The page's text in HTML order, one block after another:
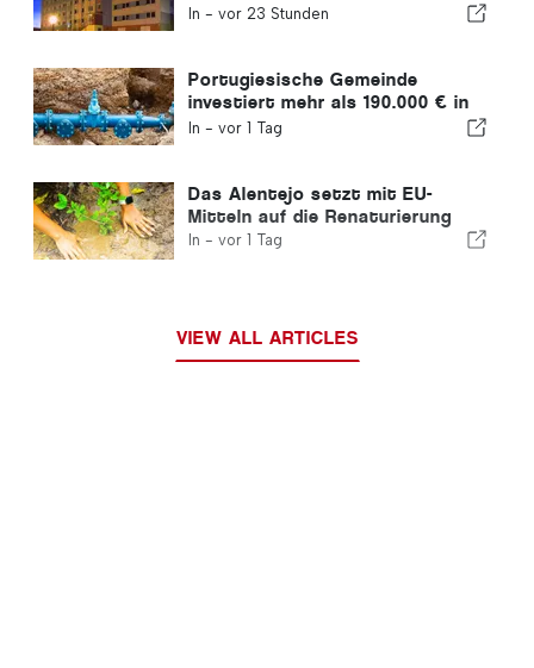
stellen
In - vor 23 Stunden
Portugiesische Gemeinde
investiert mehr als 190.000 € in
die Wasserversorgung
In - vor 1 Tag
Das Alentejo setzt mit EU-
Mitteln auf die Renaturierung
In - vor 1 Tag
VIEW ALL ARTICLES